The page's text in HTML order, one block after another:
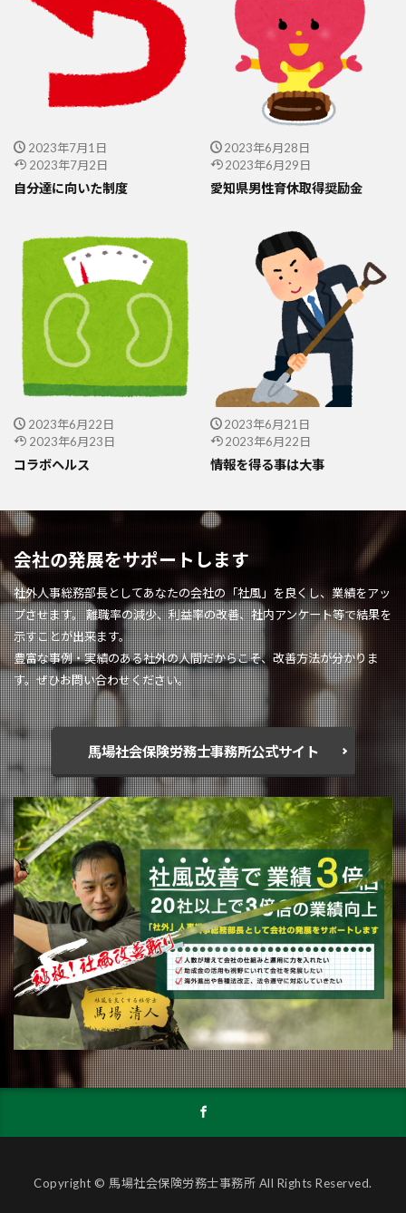
2023年7月1日
2023年7月2日
自分達に向いた制度
2023年6月28日
2023年6月29日
愛知県男性育休取得奨励金
2023年6月22日
2023年6月23日
コラボヘルス
2023年6月21日
2023年6月22日
情報を得る事は大事
会社の発展をサポートします
社外人事総務部長としてあなたの会社の「社風」を良くし、業績をアッ
プさせます。 離職率の減少、利益率の改善、社内アンケート等で結果を
示すことが出来ます。
豊富な事例・実績のある社外の人間だからこそ、改善方法が分かりま
す。ぜひお問い合わせください。
馬場社会保険労務士事務所公式サイト
Copyright © 馬場社会保険労務士事務所 All Rights Reserved.